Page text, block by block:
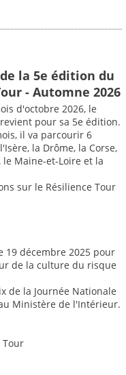
la 5e édition du
- Automne 2026
d'octobre 2026, le
pour sa 5e édition.
il va parcourir 6
la Drôme, la Corse,
le Maine-et-Loire et la
sur le Résilience Tour
19 décembre 2025 pour
de la culture du risque
de la Journée Nationale
Ministère de l'Intérieur.
Tour